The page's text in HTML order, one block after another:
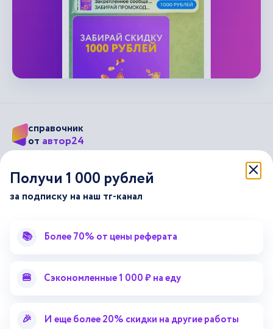
справочник
от автор24
Подписывайся на наши соц. сети
Лекторий
Справочник терминов
Последние статьи
Для правообладателей
Получи 1 000 рублей
за подписку на наш тг-канал
📚 Более 70% от цены реферата
🍔 Сэкономленные 1 000 ₽ на еду
🎉 И еще более 20% скидки на другие работы